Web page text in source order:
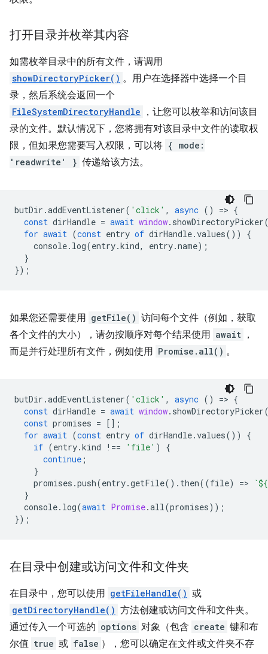
打开目录并枚举其内容
如需枚举目录中的所有文件，请调用
showDirectoryPicker() 。用户在选择器中选择一个目
录，然后系统会返回一个
FileSystemDirectoryHandle
，让您可以枚举和访问该目
录的文件。默认情况下，您将拥有对该目录中文件的读取权
限，但如果您需要写入权限，可以将 { mode:
'readwrite' } 传递给该方法。
butDir .addEventListener( 'click' , async () => {
const dirHandle = await window. showDirectoryPicker
for await (const entry of dirHandle.values())
{
console. log(entry.kind, entry.name);
}
});
如果您还需要使用 getFile() 访问每个文件（例如，获取
各个文件的大小），请勿按顺序对每个结果使用 await ，
而是并行处理所有文件，例如使用 Promise.all() 。
butDir .addEventListener( 'click' , async () => {
const dirHandle = await window. showDirectoryPicker
const promises = [];
for await (const entry of dirHandle.values())
{
if (entry.kind !== 'file' )
{
continue ;
}
promises .push(entry.getFile(). then((file) => `${
}
console. log(await Promise.all(promises));
});
在目录中创建或访问文件和文件夹
在目录中，您可以使用 getFileHandle() 或
getDirectoryHandle() 方法创建或访问文件和文件夹。
通过传入一个可选的 options 对象（包含 create 键和布
尔值 true 或 false ），您可以确定在文件或文件夹不存